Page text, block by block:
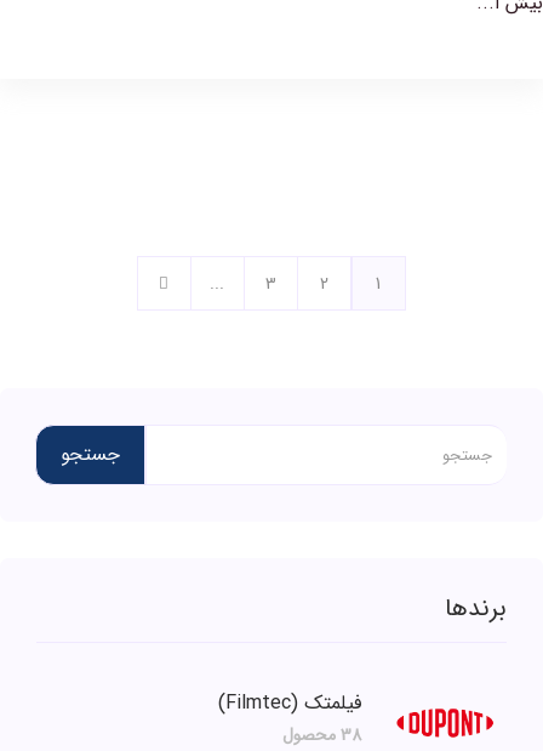
1
2
3
...
جستجو
برندها
فیلمتک (Filmtec)
38 محصول